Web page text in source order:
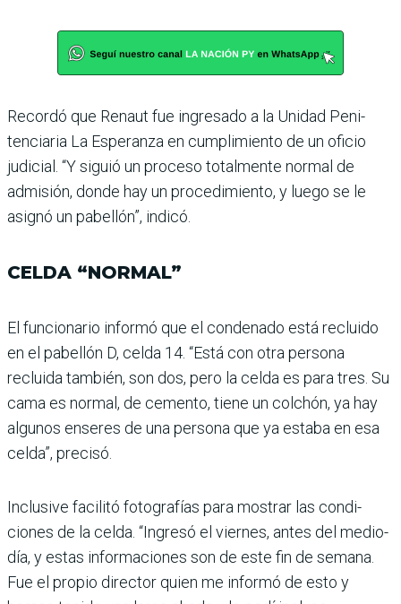
Recordó que Renaut fue ingresado a la Unidad Peni­
tenciaria La Esperanza en cumplimiento de un oficio
judicial. “Y siguió un pro­ceso totalmente normal de
admisión, donde hay un procedimiento, y luego se le
asignó un pabellón”, indicó.
CELDA “NORMAL”
El funcionario informó que el condenado está recluido
en el pabellón D, celda 14. “Está con otra persona
recluida tam­bién, son dos, pero la celda es para tres. Su
cama es normal, de cemento, tiene un colchón, ya hay
algunos enseres de una persona que ya estaba en esa
celda”, precisó.
Inclusive facilitó fotogra­fías para mostrar las condi­
ciones de la celda. “Ingresó el viernes, antes del medio­
día, y estas informaciones son de este fin de semana.
Fue el propio director quien me informó de esto y